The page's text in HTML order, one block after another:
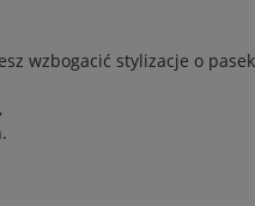
wzbogacić stylizacje o